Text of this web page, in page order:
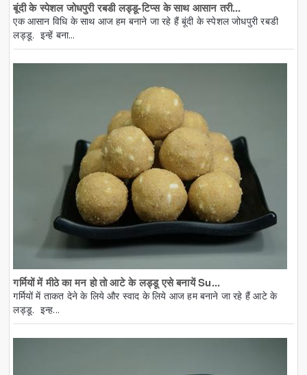
बूंदी के स्पेशल जोधपुरी रबडी लड्डू-टिप्स के साथ आसान तरी...
एक आसान विधि के साथ आज हम बनाने जा रहे हैं बूंदी के स्पेशल जोधपुरी रबडी
लड्डू. इन्हें बना...
गर्मियों में मीठे का मन हो तो आटे के लड्डू एसे बनायें Su...
गर्मियों में ताकत देने के लिये और स्वाद के लिये आज हम बनाने जा रहे हैं आटे के
लड्डू. इन्ह...